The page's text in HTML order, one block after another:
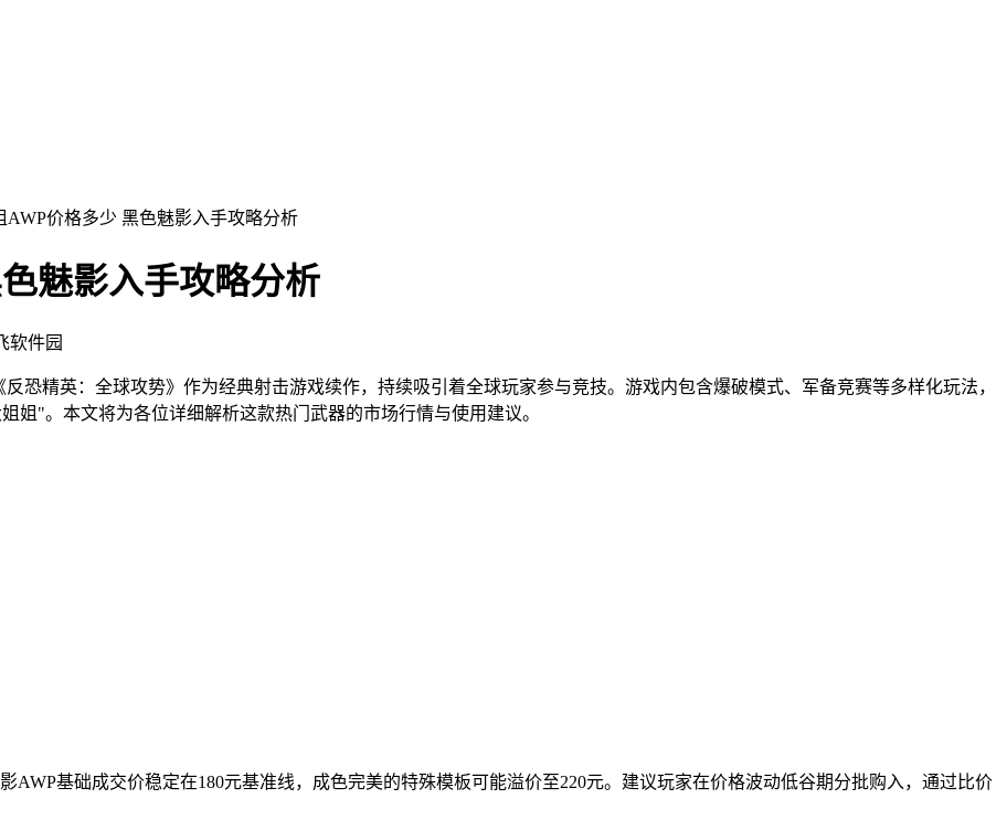
AWP价格多少 黑色魅影入手攻略分析
魅影入手攻略分析
软件园
反恐精英：全球攻势》作为经典射击游戏续作，持续吸引着全球玩家参与竞技。游戏内包含爆破模式、军备竞赛等多样化玩法，
姐"。本文将为各位详细解析这款热门武器的市场行情与使用建议。
AWP基础成交价稳定在180元基准线，成色完美的特殊模板可能溢价至220元。建议玩家在价格波动低谷期分批购入，通过比价